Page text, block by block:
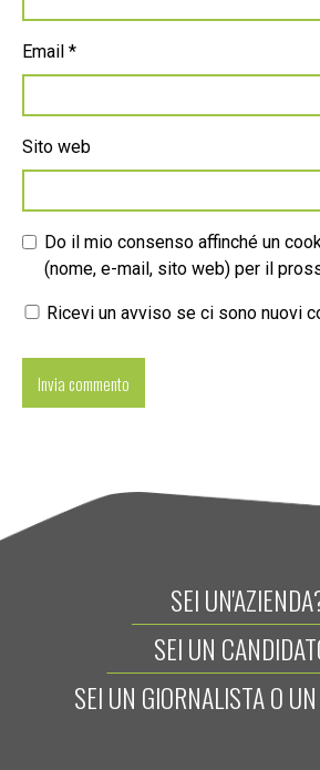
Email *
Sito web
Do il mio consenso affinché un
(nome, e-mail, sito web) per il
Ricevi un avviso se ci sono nuovi
SEI
SEI UN
SEI UN GIORNALISTA O